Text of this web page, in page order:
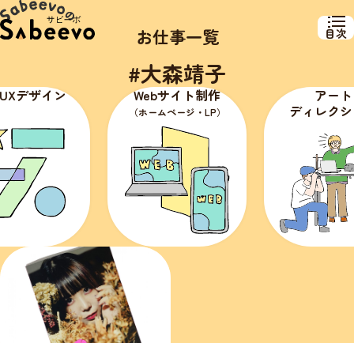
目次
お仕事一覧
#大森靖子
デザイン Webサイト制作
（ホームページ・LP）
アート
ディレク